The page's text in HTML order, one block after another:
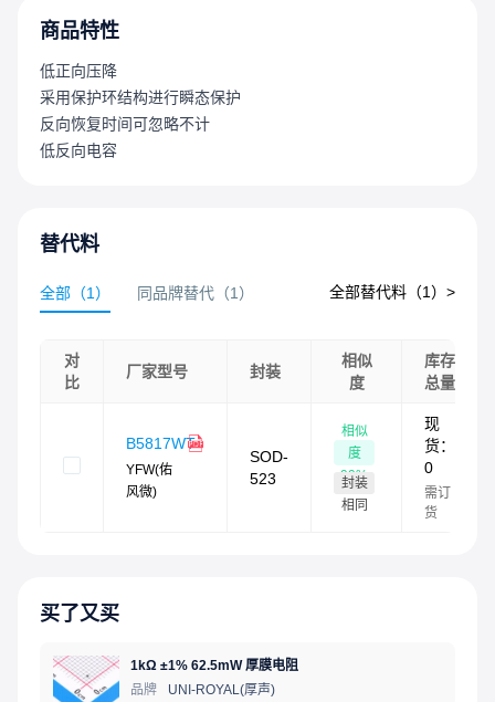
商品特性
低正向压降
采用保护环结构进行瞬态保护
反向恢复时间可忽略不计
低反向电容
替代料
全部 （1） 同品牌替代 （1 ） 全部替代料（1）>
对
比
厂家型号 封装
相似
度
库存
总量
B5817WT
YFW(佑
风微)
SOD-
523
相似
度
99%
封装
相同
现
货：
0
需订
货
买了又买
1kΩ ±1% 62.5mW 厚膜电阻
品牌
UNI-ROYAL(厚声)